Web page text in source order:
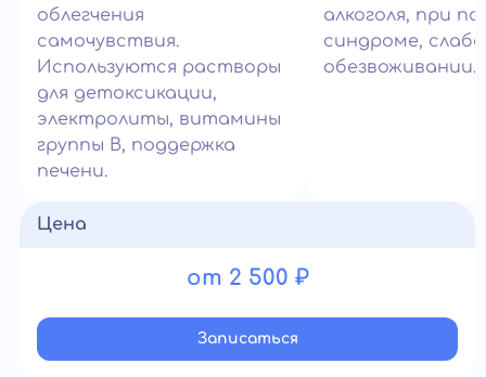
облегчения
самочувствия.
Используются растворы
для детоксикации,
электролиты, витамины
группы B, поддержка
печени.
алкоголя, при
синдроме,
обезвоживании.
Цена
от 2 500 ₽
Записатьcя